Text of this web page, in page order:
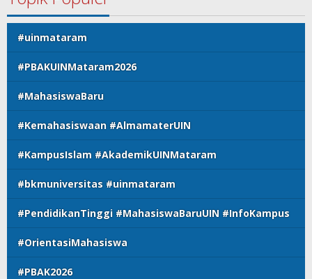
#uinmataram
#PBAKUINMataram2026
#MahasiswaBaru
#Kemahasiswaan #AlmamaterUIN
#KampusIslam #AkademikUINMataram
#bkmuniversitas #uinmataram
#PendidikanTinggi #MahasiswaBaruUIN #InfoKampus
#OrientasiMahasiswa
#PBAK2026